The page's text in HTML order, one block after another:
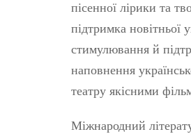
пісенної лірики та
підтримка новітньої
стимулювання й
наповнення
театру якісними
Міжнародний